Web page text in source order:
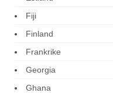
Fiji
Finland
Frankrike
Georgia
Ghana